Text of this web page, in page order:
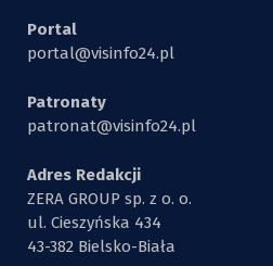
Portal
portal@visinfo24.pl
Patronaty
patronat@visinfo24.pl
Adres Redakcji
ZERA GROUP sp. z o. o.
ul. Cieszyńska 434
43-382 Bielsko-Biała